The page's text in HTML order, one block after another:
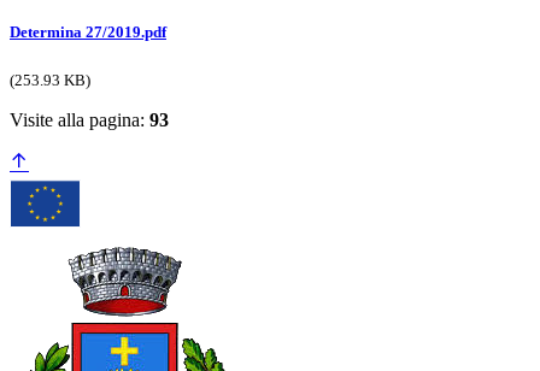
Determina 27/2019.pdf
(253.93 KB)
Visite alla pagina: 93